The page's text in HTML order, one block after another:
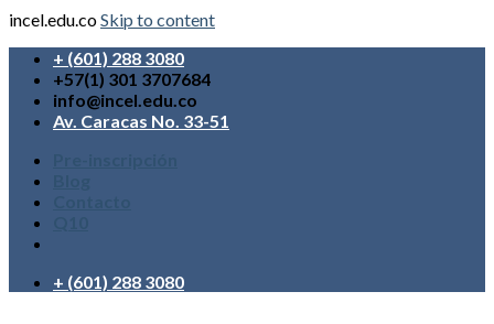
incel.edu.coSkip to content
+ (601) 288 3080
+57(1) 301 3707684
info@incel.edu.co
Av. Caracas No. 33-51
+ (601) 288 3080